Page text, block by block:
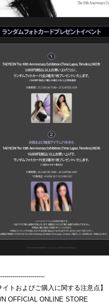
イトおよびご購入に関する注意点】
OFFICIAL ONLINE STORE